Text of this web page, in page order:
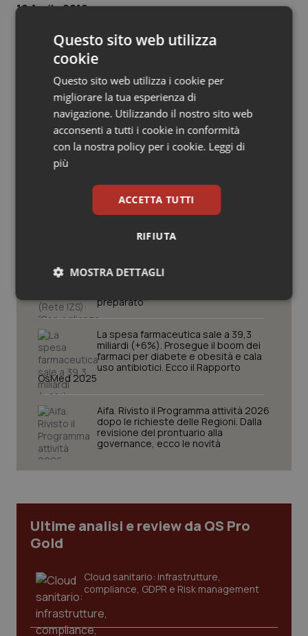
Sangue & coagulazione
Tiroide
Tumore al seno
Tumore ovarico
Tumori del Polmone & Testa Collo
Tumori gastrointestinali
Ulcera & Reflusso
Vaccini
19 Aprile 2019
Potrebbe interessarti in
Scienza e Farmaci
Ebola in Congo. Oms e Africa Cdc:
“Epidemia più veloce della risposta”.
West Nile. D’Alterio (Rete IZS):
“Sorveglianza e dati scientifici, senza
preparato”
La spesa farmaceutica sale a 39,3
miliardi (+6%). Prosegue il boom dei
farmaci per diabete e obesità e cala
uso antibiotici. Ecco il Rapporto
OsMed 2025
Aifa. Rivisto il Programma attività 2026
dopo le richieste delle Regioni. Dalla
revisione del prontuario alla
governance, ecco le novità
Ultime analisi e review da QS Pro
Gold
Cloud sanitario: infrastrutture,
compliance, GDPR e Risk management
Questo sito web utilizza
cookie
Questo sito web utilizza i cookie per
migliorare la tua esperienza di
navigazione. Utilizzando il nostro sito web
acconsenti a tutti i cookie in conformità
con la nostra policy per i cookie. Leggi di
più
ACCETTA TUTTI
RIFIUTA
MOSTRA DETTAGLI
Necessari Statistici Marketing
Necessari Statistici Marketing
I cookie necessari contribuiscono a rendere fruibile il
sito web abilitandone funzionalità di base quali la
navigazione sulle pagine e l'accesso alle aree
protette del sito. Il sito web non è in grado di